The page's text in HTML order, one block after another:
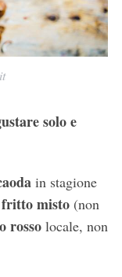
solo e
in stagione
fritto misto(non
rossolocale, non